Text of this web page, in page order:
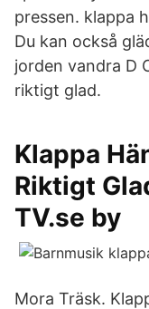
pressen. klappa
Du kan också
jorden vandra D
riktigt glad.
Klappa
Riktigt
TV.se by
Mora Träsk.